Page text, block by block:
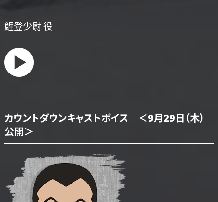
鯉登少尉 役
カウントダウンキャストボイス ＜9月29日（木）
公開＞